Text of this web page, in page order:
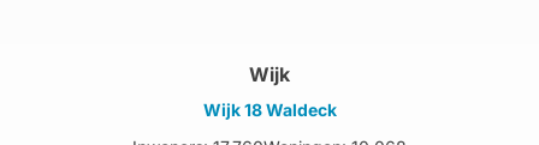
Wijk
Wijk 18 Waldeck